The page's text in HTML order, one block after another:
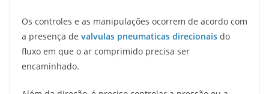
Os controles e as manipulações ocorrem de acordo com
a presença de valvulas pneumaticas direcionais do
fluxo em que o ar comprimido precisa ser
encaminhado.